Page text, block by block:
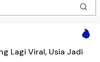
Lagi Viral, Usia Jadi